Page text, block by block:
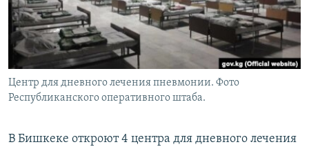
Центр для дневного лечения пневмонии. Фото
Республиканского оперативного штаба.
В Бишкеке откроют 4 центра для дневного лечения